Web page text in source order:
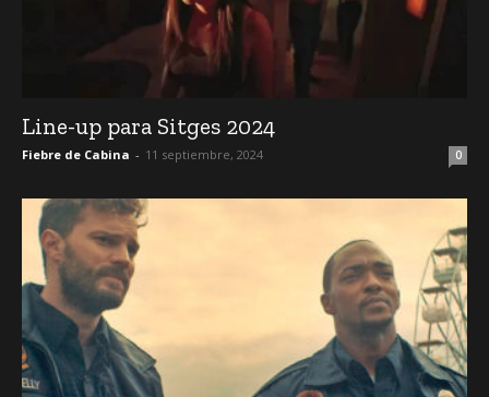
Line-up para Sitges 2024
Fiebre de Cabina - 11 septiembre, 2024 0